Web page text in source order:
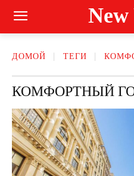
ДОМОЙ ТЕГИ
КОМФОРТНЫЙ